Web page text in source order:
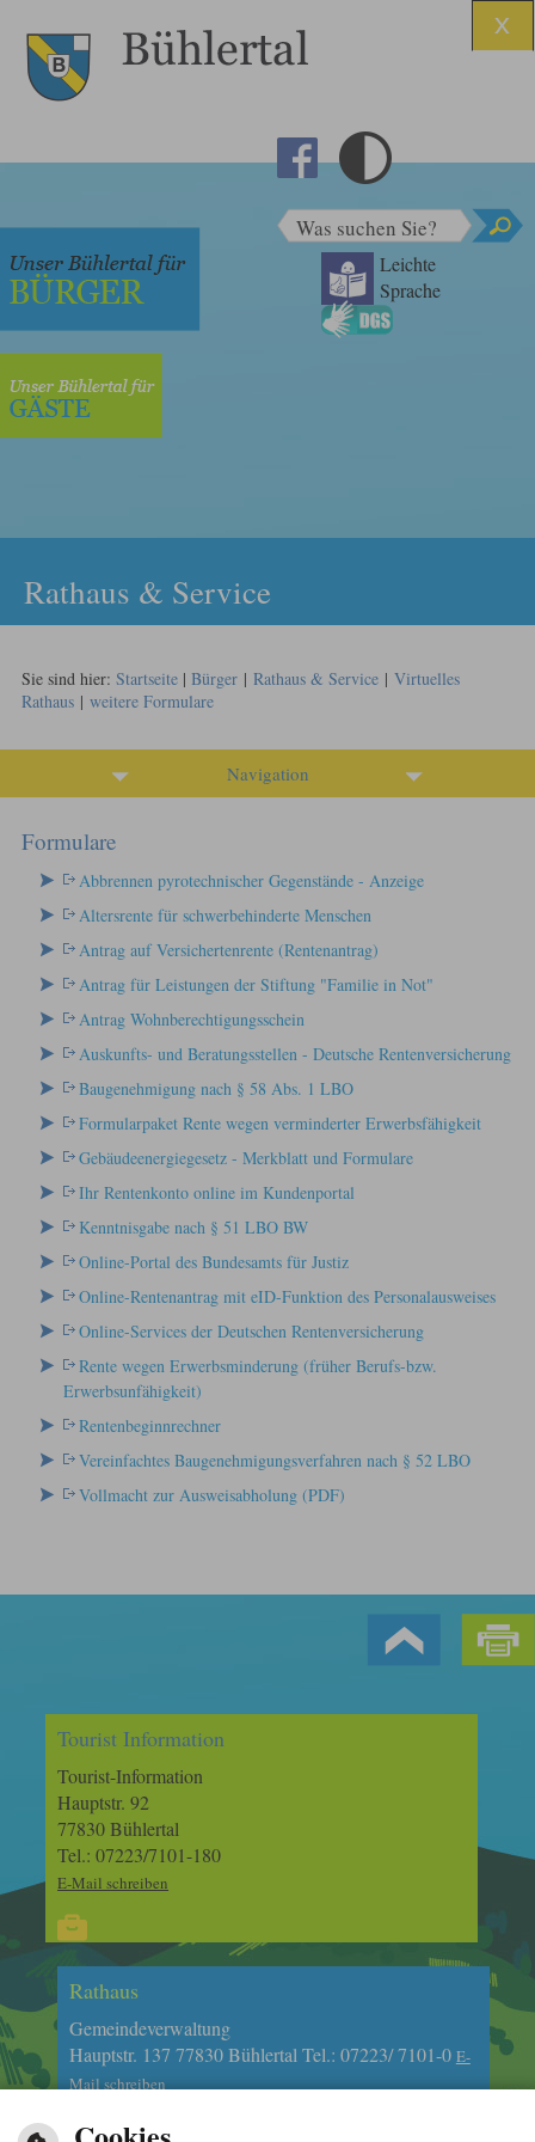
Leichte
Sprache
Was suchen Sie?
Rathaus & Service
Sie sind hier: Startseite | Bürger| Rathaus & Service| Virtuelles
Rathaus| weitere Formulare
Navigation
Formulare
Abbrennen pyrotechnischer Gegenstände - Anzeige
Altersrente für schwerbehinderte Menschen
Antrag auf Versichertenrente (Rentenantrag)
Antrag für Leistungen der Stiftung "Familie in Not"
Antrag Wohnberechtigungsschein
Auskunfts- und Beratungsstellen - Deutsche Rentenversicherung
Baugenehmigung nach § 58 Abs. 1 LBO
Formularpaket Rente wegen verminderter Erwerbsfähigkeit
Gebäudeenergiegesetz - Merkblatt und Formulare
Ihr Rentenkonto online im Kundenportal
Kenntnisgabe nach § 51 LBO BW
Online-Portal des Bundesamts für Justiz
Online-Rentenantrag mit eID-Funktion des Personalausweises
Online-Services der Deutschen Rentenversicherung
Rente wegen Erwerbsminderung (früher Berufs-bzw.
Erwerbsunfähigkeit)
Rentenbeginnrechner
Vereinfachtes Baugenehmigungsverfahren nach § 52 LBO
Vollmacht zur Ausweisabholung (PDF)
Tourist Information
Tourist-Information
Hauptstr. 92
77830 Bühlertal
Tel.: 07223/7101-180
E-Mail schreiben
Rathaus
Gemeindeverwaltung
Hauptstr. 137 77830 Bühlertal Tel.: 07223/ 7101-0 E-
Mail schreiben